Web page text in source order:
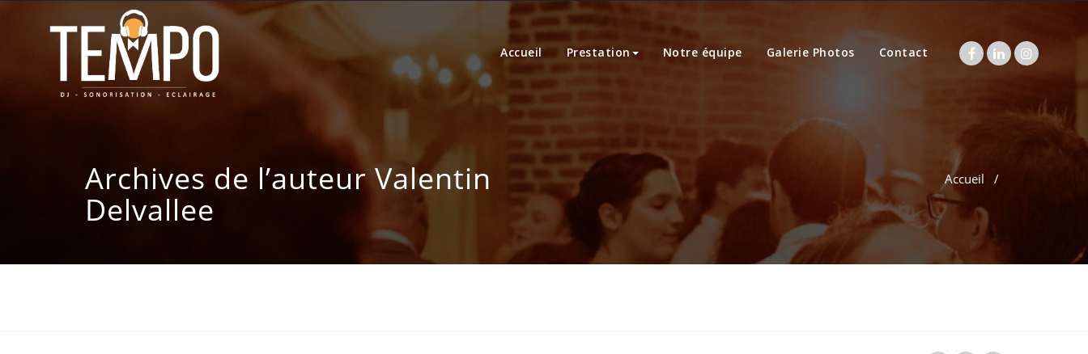
Accueil Prestation Notre équipe Galerie Photos Contact
Archives de l’auteurValentin
Delvallee
Accueil /